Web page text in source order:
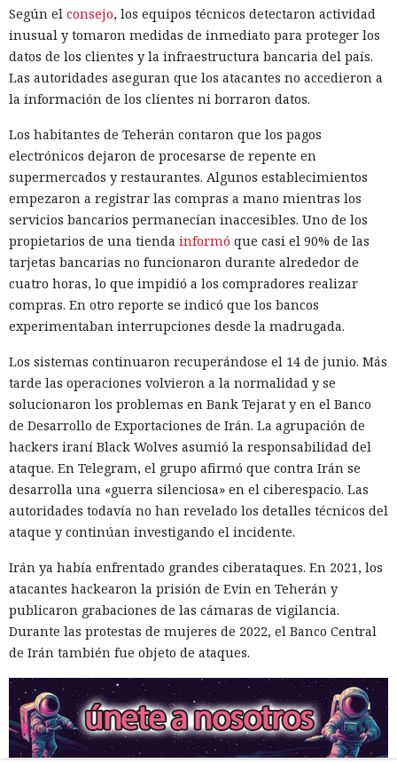
Según el consejo, los equipos técnicos detectaron actividad
inusual y tomaron medidas de inmediato para proteger los
datos de los clientes y la infraestructura bancaria del país.
Las autoridades aseguran que los atacantes no accedieron a
la información de los clientes ni borraron datos.
Los habitantes de Teherán contaron que los pagos
electrónicos dejaron de procesarse de repente en
supermercados y restaurantes. Algunos establecimientos
empezaron a registrar las compras a mano mientras los
servicios bancarios permanecían inaccesibles. Uno de los
propietarios de una tienda informó que casi el 90% de las
tarjetas bancarias no funcionaron durante alrededor de
cuatro horas, lo que impidió a los compradores realizar
compras. En otro reporte se indicó que los bancos
experimentaban interrupciones desde la madrugada.
Los sistemas continuaron recuperándose el 14 de junio. Más
tarde las operaciones volvieron a la normalidad y se
solucionaron los problemas en Bank Tejarat y en el Banco
de Desarrollo de Exportaciones de Irán. La agrupación de
hackers iraní Black Wolves asumió la responsabilidad del
ataque. En Telegram, el grupo afirmó que contra Irán se
desarrolla una «guerra silenciosa» en el ciberespacio. Las
autoridades todavía no han revelado los detalles técnicos del
ataque y continúan investigando el incidente.
Irán ya había enfrentado grandes ciberataques. En 2021, los
atacantes hackearon la prisión de Evin en Teherán y
publicaron grabaciones de las cámaras de vigilancia.
Durante las protestas de mujeres de 2022, el Banco Central
de Irán también fue objeto de ataques.